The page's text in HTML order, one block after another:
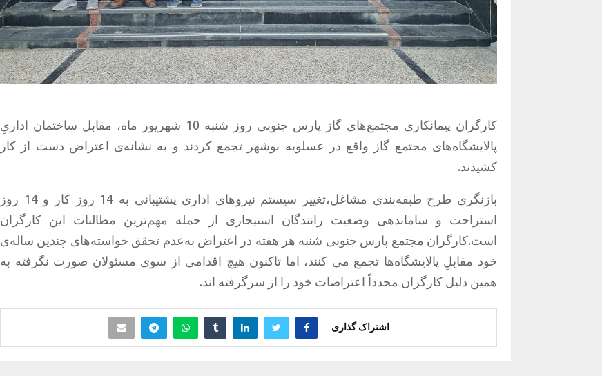
کارگران پیمانکاری مجتمع‌های گاز پارس جنوبی روز شنبه 10 شهریور ماه، مقابل ساختمان اداریِ
پالایشگاه‌های مجتمع گاز واقع در عسلویه بوشهر تجمع کردند و به نشانه‌ی اعتراض دست از کار
کشیدند.
بازنگری طرح طبقه‌بندی مشاغل،تغییر سیستم نیروهای اداری پشتیبانی به 14 روز کار و 14 روز
استراحت و ساماندهی وضعیت رانندگان استیجاری از جمله مهم‌ترین مطالبات این کارگران
است.کارگران مجتمع پارس جنوبی شنبه‌ هر هفته در اعتراض به‌عدم تحقق خواسته‌های چندین ساله‌ی
خود مقابلِ پالایشگاه‌ها تجمع می کنند، اما تاکنون هیچ اقدامی از سوی مسئولان صورت نگرفته به
همین دلیل کارگران مجدداً اعتراضات خود را از سرگرفته اند.
اشتراک گذاری